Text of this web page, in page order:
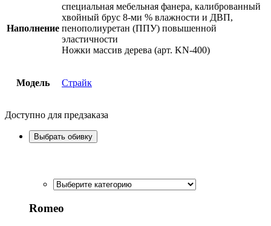
Наполнение
специальная мебельная фанера, калиброванный
хвойный брус 8-ми % влажности и ДВП,
пенополиуретан (ППУ) повышенной
эластичности
Ножки массив дерева (арт. KN-400)
Модель Страйк
Доступно для предзаказа
Выбрать обивку
Romeo